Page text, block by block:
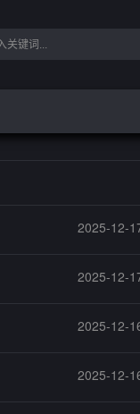
2025-12-
2025-12-
2025-12-
2025-12-